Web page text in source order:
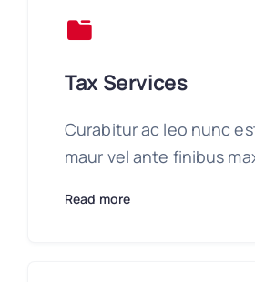
Tax Services
Curabitur ac leo nunc
maur vel ante finibus
Read more